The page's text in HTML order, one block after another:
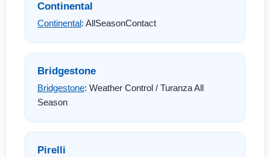
Continental
Continental: AllSeasonContact
Bridgestone
Bridgestone: Weather Control / Turanza All
Season
Pirelli